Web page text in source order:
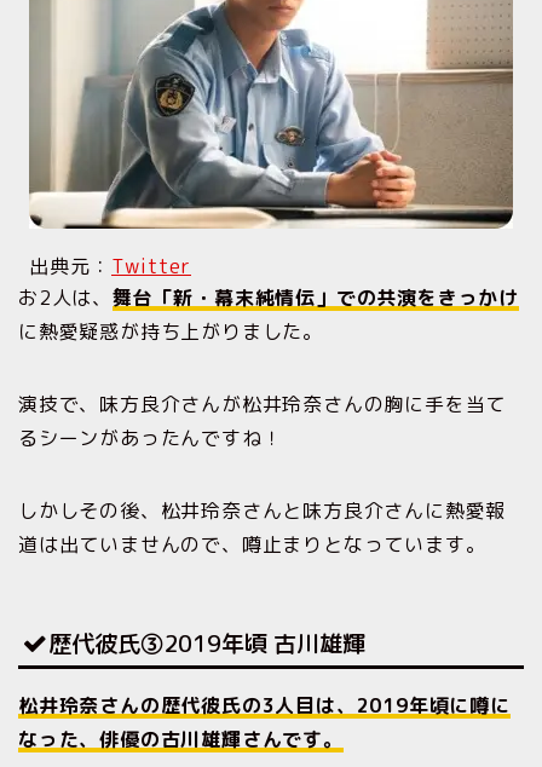
出典元： Twitter
お2人は、 舞台「新・幕末純情伝」での共演をきっかけ
に熱愛疑惑が持ち上がりました。
演技で、味方良介さんが松井玲奈さんの胸に手を当て
るシーンがあったんですね！
しかしその後、松井玲奈さんと味方良介さんに熱愛報
道は出ていませんので、噂止まりとなっています。
歴代彼氏③2019年頃 古川雄輝
松井玲奈さんの歴代彼氏の3人目は、2019年頃に噂に
なった、俳優の古川雄輝さんです。